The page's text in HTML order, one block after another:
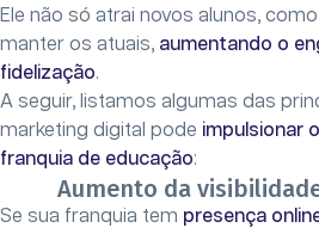
Ele não só atrai novos alunos,
manter os atuais, aumentando o
fidelização.
A seguir, listamos algumas das
marketing digital pode impulsionar
franquia de educação:
Aumento da
Se sua franquia tem presença